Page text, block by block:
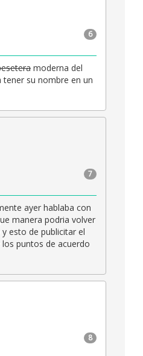
6
moderna del
su nombre en un
7
ayer hablaba con
manera podria volver
esto de publicitar el
puntos de acuerdo
8